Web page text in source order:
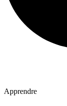
Apprendre